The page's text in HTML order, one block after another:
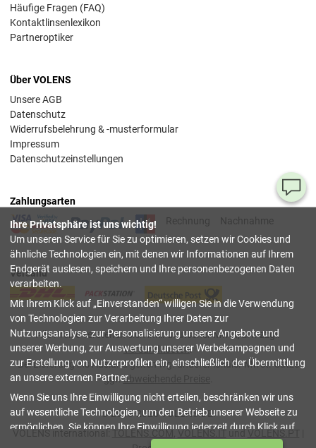
Häufige Fragen (FAQ)
Kontaktlinsenlexikon
Partneroptiker
Über VOLENS
Unsere AGB
Datenschutz
Widerrufsbelehrung & -musterformular
Impressum
Datenschutzeinstellungen
Zahlungsarten
Rechnung
Nachnahme
Versand
Alle Preise verstehen sich inkl. deutscher Mwst, z.T. zzgl.
Versandkosten.
Bei Lieferung ins Ausland gelten wg. anderer lokaler Mwst.-Sätze
ggf.abweichende Preise
© 2003-2026 VOLENS.DE.
Ihre Privatsphäre ist uns wichtig!
Um unseren Service für Sie zu optimieren, setzen wir Cookies und
ähnliche Technologien ein, mit denen wir Informationen auf Ihrem
Endgerät auslesen, speichern und Ihre personenbezogenen Daten
verarbeiten.
Mit Ihrem Klick auf Einverstanden willigen Sie in die Verwendung
von Technologien zur Verarbeitung Ihrer Daten zur
Nutzungsanalyse, zur Personalisierung unserer Angebote und
unserer Werbung, zur Auswertung unserer Werbekampagnen und
zur Erstellung von Nutzerprofilen ein, einschließlich der Übermittlung
an unsere externen Partner.
Wenn Sie uns Ihre Einwilligung nicht erteilen, beschränken wir uns
auf wesentliche Technologien, um den Betrieb unserer Webseite zu
ermöglichen. Sie können Ihre Einwilligung jederzeit durch Klick auf
verwalten oder widerrufen. Weitere
Sie
schließen